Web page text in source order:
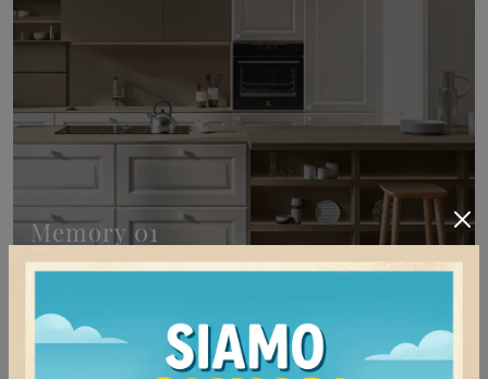
Memory 01
Scegli la cucina Memory 01: le soluzioni classiche
stile e design.